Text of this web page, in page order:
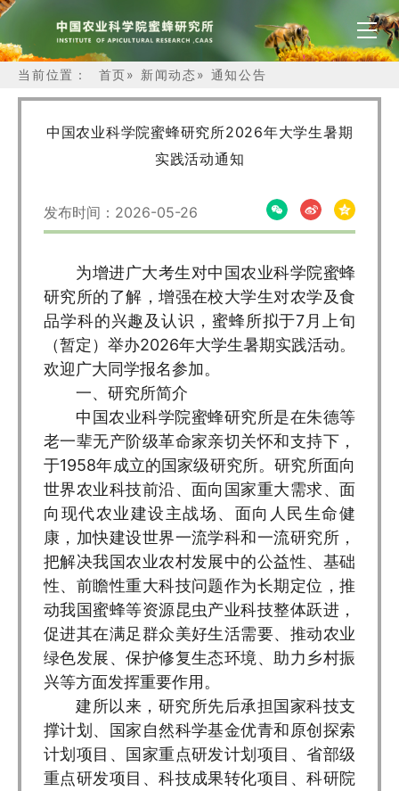
当前位置： 首页» 新闻动态» 通知公告
中国农业科学院蜜蜂研究所2026年大学生暑期
实践活动通知
发布时间：2026-05-26
为增进广大考生对中国农业科学院蜜蜂
研究所的了解，增强在校大学生对农学及食
品学科的兴趣及认识，蜜蜂所拟于7月上旬
（暂定）举办2026年大学生暑期实践活动。
欢迎广大同学报名参加。
一、研究所简介
中国农业科学院蜜蜂研究所是在朱德等
老一辈无产阶级革命家亲切关怀和支持下，
于1958年成立的国家级研究所。研究所面向
世界农业科技前沿、面向国家重大需求、面
向现代农业建设主战场、面向人民生命健
康，加快建设世界一流学科和一流研究所，
把解决我国农业农村发展中的公益性、基础
性、前瞻性重大科技问题作为长期定位，推
动我国蜜蜂等资源昆虫产业科技整体跃进，
促进其在满足群众美好生活需要、推动农业
绿色发展、保护修复生态环境、助力乡村振
兴等方面发挥重要作用。
建所以来，研究所先后承担国家科技支
撑计划、国家自然科学基金优青和原创探索
计划项目、国家重点研发计划项目、省部级
重点研发项目、科技成果转化项目、科研院